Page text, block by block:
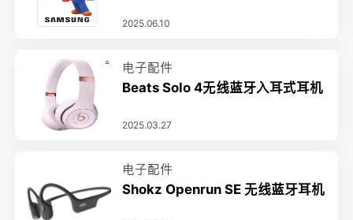
2025.06.10
电子配件
Beats Solo 4无线蓝牙入耳式耳机
2025.03.27
电子配件
Shokz Openrun SE 无线蓝牙耳机